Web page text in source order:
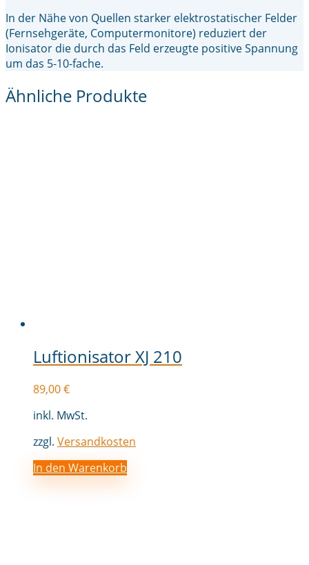
In der Nähe von Quellen starker elektrostatischer Felder
(Fernsehgeräte, Computermonitore) reduziert der
Ionisator die durch das Feld erzeugte positive Spannung
um das 5-10-fache.
Ähnliche Produkte
Luftionisator XJ 210
89,00€
inkl. MwSt.
zzgl. Versandkosten
In den Warenkorb